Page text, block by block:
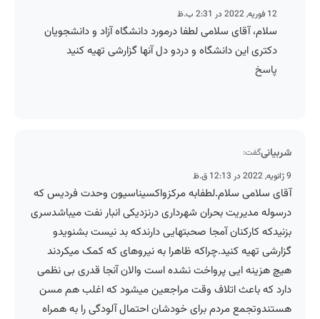
12 فوریه, 2022 در 2:31 ب.ظ
سلام، آقای سلامی لطفا درمورد دانشگاه آزاد و دانشجویان
دکتری این دانشگاه و دردو دل آنها گزارشی تهیه کنید
پاسخ
شربیانیگفت:
9 ژانویه, 2022 در 12:13 ق.ظ
آقای سلامی سلام.لطفابه مرکزواکسیناسیون وحدت فردیس که
درسوله مدیریت بحران شهرداری درنزدیکی انبار نفت میباشدسری
بزنیدکه کارکنان آمجا صحبتهایی دارندکه بد نیست بشنویدو
گزارشی تهیه کنید.چراکه ظاهرا به نیروهای که کمک میکردند
هیچ هزینه ایی پرواخت نشده است والان آنجا قدری بی نظمی
دارد که باعث اتلاف وقت مراجعین میشود که اغلب هم مسن
هستندوتجمع مردم برای خودشان احتمال آلودگی را به همراه